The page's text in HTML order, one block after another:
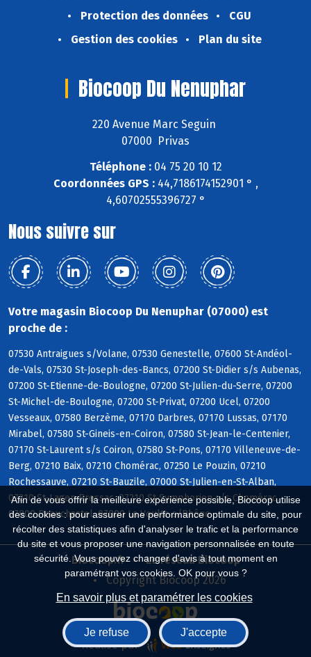
Afin de vous offrir la meilleure expérience possible, Biocoop utilise
des cookies : pour assurer une performance optimale du site, pour
récolter des statistiques afin d'analyser le trafic et la performance
du site et vous proposer une navigation personnalisée en toute
sécurité. Vous pouvez changer d'avis à tout moment en
paramétrant vos cookies. OK pour vous ?
En savoir plus et paramétrer les cookies
Je refuse J'accepte
Protection des données
CGU
Gestion des cookies
Plan du site
Biocoop Du Nenuphar
220 Avenue Marc Seguin
07000 Privas
Téléphone :04 75 20 10 12
Coordonnées GPS :44,7186174152901 ° ,
4,60702555396727 °
Nous suivre sur
Votre magasin Biocoop Du Nenuphar (07000) est
proche de :
07530 Antraigues s/Volane, 07530 Genestelle, 07600 St-Andéol-
de-Vals, 07530 St-Joseph-des-Bancs, 07200 St-Didier s/s Aubenas,
07200 St-Etienne-de-Boulogne, 07200 St-Julien-du-Serre, 07200
St-Michel-de-Boulogne, 07200 St-Privat, 07200 Ucel, 07200
Vesseaux, 07580 Berzème, 07170 Darbres, 07170 Lussas, 07170
Mirabel, 07580 St-Gineis-en-Coiron, 07580 St-Jean-le-Centenier,
07170 St-Laurent s/s Coiron, 07580 St-Pons, 07170 Villeneuve-de-
Berg, 07210 Baix, 07210 Chomérac, 07250 Le Pouzin, 07210
Rochessauve, 07210 St-Bauzile, 07000 St-Julien-en-St-Alban,
07210 St-Lager-Bressac, 07210 St-Symphorien s/s Chomérac,
07800 Beauchastel, 07800 La Voulte s/Rhône
Biocoop.fr
Le réseau Biocoop
Copyright Biocoop 2026
Réalisé par